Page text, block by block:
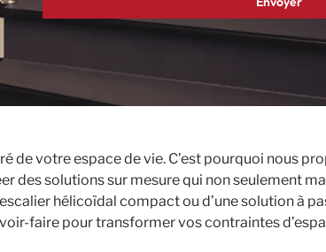
de votre espace de vie. C’est pourquoi nous
solutions sur mesure qui non seulement
hélicoïdal compact ou d’une solution à
faire pour transformer vos contraintes